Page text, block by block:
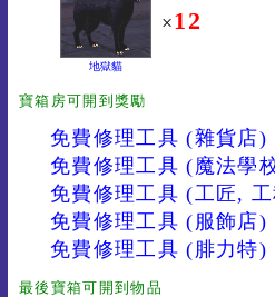
地獄貓
×12
寶箱房可開到獎勵
免費修理工具 (雜貨店)
免費修理工具 (魔法學
免費修理工具 (工匠,
免費修理工具 (服飾店)
免費修理工具 (腓力特)
最後寶箱可開到物品